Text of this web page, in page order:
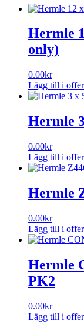
Hermle
only)
0.00kr
Lägg till i
Hermle
0.00kr
Lägg till i
Hermle
0.00kr
Lägg till i
Hermle
PK2
0.00kr
Lägg till i